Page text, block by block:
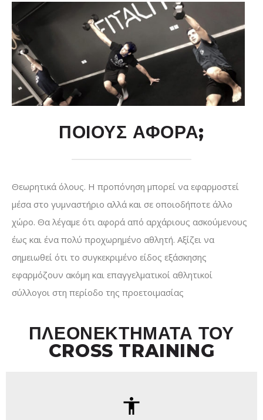
ΠΟΙΟΥΣ ΑΦΟΡΑ;
Θεωρητικά όλους. Η προπόνηση μπορεί να εφαρμοστεί
μέσα στο γυμναστήριο αλλά και σε οποιοδήποτε άλλο
χώρο. Θα λέγαμε ότι αφορά από αρχάριους ασκούμενους
έως και ένα πολύ προχωρημένο αθλητή. Αξίζει να
σημειωθεί ότι το συγκεκριμένο είδος εξάσκησης
εφαρμόζουν ακόμη και επαγγελματικοί αθλητικοί
σύλλογοι στη περίοδο της προετοιμασίας
ΠΛΕΟΝΕΚΤΗΜΑΤΑ ΤΟΥ
CROSS TRAINING